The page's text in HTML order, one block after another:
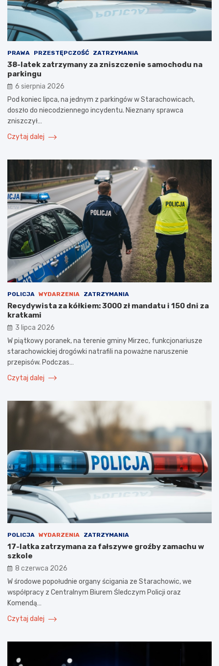
PRAWA PRZESTĘPCZOŚĆ ZATRZYMANIA
38-latek zatrzymany za zniszczenie samochodu na
parkingu
6 sierpnia 2026
Pod koniec lipca, na jednym z parkingów w Starachowicach,
doszło do niecodziennego incydentu. Nieznany sprawca
zniszczył…
Czytaj dalej
POLICJA WYDARZENIA ZATRZYMANIA
Recydywista za kółkiem: 3000 zł mandatu i 150 dni za
kratkami
3 lipca 2026
W piątkowy poranek, na terenie gminy Mirzec, funkcjonariusze
starachowickiej drogówki natrafili na poważne naruszenie
przepisów. Podczas…
Czytaj dalej
POLICJA WYDARZENIA ZATRZYMANIA
17-latka zatrzymana za fałszywe groźby zamachu w
szkole
8 czerwca 2026
W środowe popołudnie organy ścigania ze Starachowic, we
współpracy z Centralnym Biurem Śledczym Policji oraz
Komendą…
Czytaj dalej